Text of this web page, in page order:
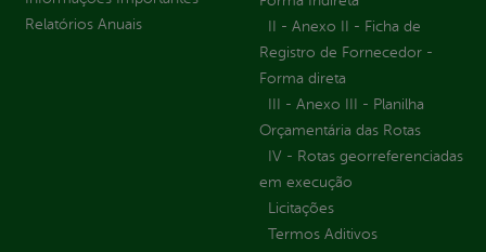
Relatórios Anuais
II - Anexo II - Ficha de
Registro de Fornecedor -
Forma direta
III - Anexo III - Planilha
Orçamentária das Rotas
IV - Rotas georreferenciadas
em execução
Licitações
Termos Aditivos